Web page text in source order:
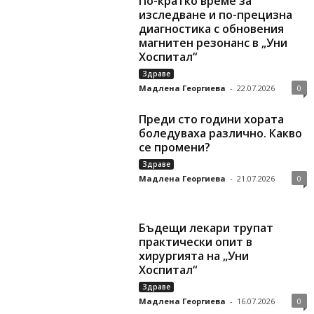
изследване и по-прецизна
диагностика с обновения
магнитен резонанс в „Уни
Хоспитал“
Здраве
Мадлена Георгиева - 22.07.2026 0
Преди сто години хората
боледуваха различно. Какво
се промени?
Здраве
Мадлена Георгиева - 21.07.2026 0
Бъдещи лекари трупат
практически опит в
хирургията на „Уни
Хоспитал“
Здраве
Мадлена Георгиева - 16.07.2026 0